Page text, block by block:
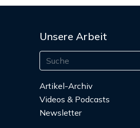
Unsere Arbeit
Artikel-Archiv
Videos & Podcasts
Newsletter